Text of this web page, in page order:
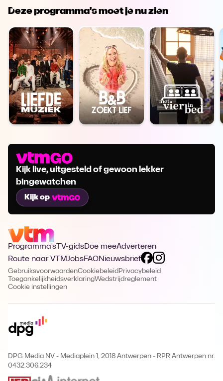
Deze programma's moet je nu zien
Kijk live, uitgesteld of gewoon lekker
bingewatchen
Kijk op
Programma'sTV-gidsDoe meeAdverteren
Route naar VTMJobsFAQNieuwsbrief
GebruiksvoorwaardenCookiebeleid Privacybeleid
ToegankelijkheidsverklaringWedstrijdreglement
Cookie instellingen
DPG Media NV - Mediaplein 1, 2018 Antwerpen - RPR Antwerpen nr.
0432.306.234